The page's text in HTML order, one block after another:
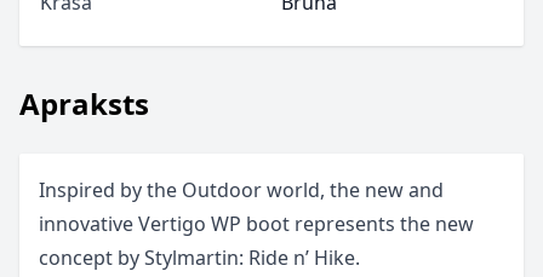
Apraksts
Inspired by the Outdoor world, the new and
innovative Vertigo WP boot represents the new
concept by Stylmartin: Ride n’ Hike.